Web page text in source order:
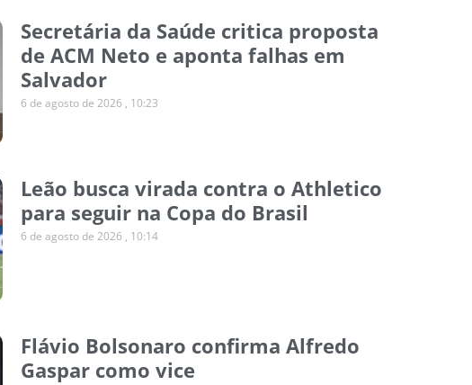
Secretária da Saúde critica proposta
de ACM Neto e aponta falhas em
Salvador
6 de agosto de 2026 10:23
Leão busca virada contra o Athletico
para seguir na Copa do Brasil
6 de agosto de 2026 10:14
Flávio Bolsonaro confirma Alfredo
Gaspar como vice